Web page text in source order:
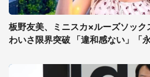
板野友美、ミニスカ×ルーズソッ
わいさ限界突破 「違和感ない」「